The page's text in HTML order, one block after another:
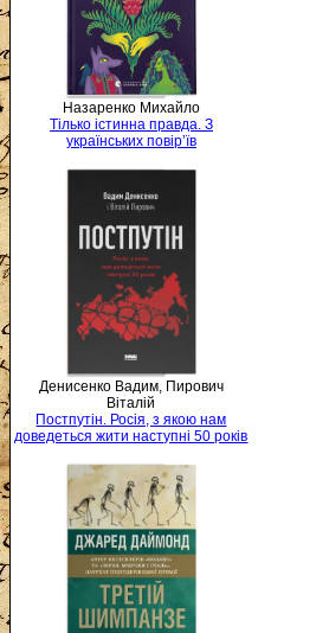
Назаренко Михайло
Тілько істинна правда. З
українських повір’їв
Денисенко Вадим, Пирович
Віталій
Постпутін. Росія, з якою нам
доведеться жити наступні 50 років